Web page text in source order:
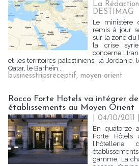
La Rédaction
DESTIMAG
Le ministère
remis à jour
sur la zone du
la crise
concerne
et les territoires palestiniens, la Jordanie,
Qatar, le Barheïn...
businesstripsreceptif, moyen-orient
Rocco Forte Hotels va intégrer
établissements au Moyen Orient
| 04/10/2011
En quatorze
Forte
gamme. La